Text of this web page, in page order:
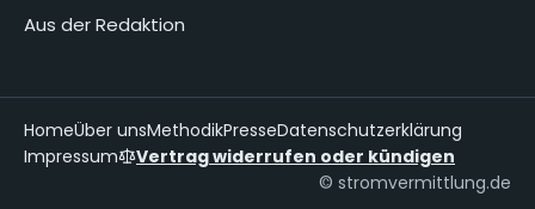
Aus der Redaktion
HomeÜber unsMethodikPresseDatenschutzerklärung
Impressum
Vertrag widerrufen oder kündigen
© stromvermittlung.de